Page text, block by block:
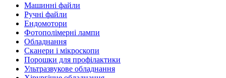
Машинні файли
Ручні файли
Ендомотори
Фотополімерні лампи
Обладнання
Сканери і мікроскопи
Порошки для профілактики
Ультразвукове обладнання